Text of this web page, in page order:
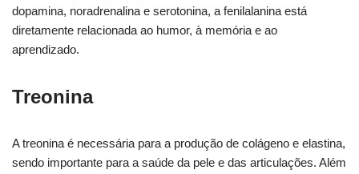
dopamina, noradrenalina e serotonina, a fenilalanina está
diretamente relacionada ao humor, à memória e ao
aprendizado.
Treonina
A treonina é necessária para a produção de colágeno e elastina,
sendo importante para a saúde da pele e das articulações. Além